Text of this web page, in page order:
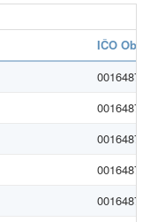
IČO Obs.
00164879
00164879
00164879
00164879
00164879